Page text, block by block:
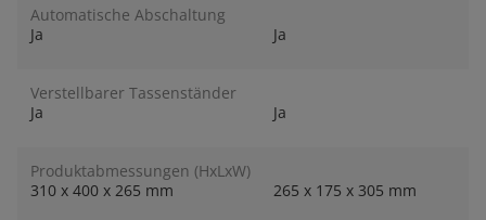
Automatische Abschaltung
Ja
Ja
Verstellbarer Tassenständer
Ja
Ja
Produktabmessungen (HxLxW)
310 x 400 x 265 mm
265 x 175 x 305 mm